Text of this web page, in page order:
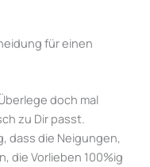
für einen
doch mal
zu Dir passt.
dass die Neigungen,
die Vorlieben 100%ig